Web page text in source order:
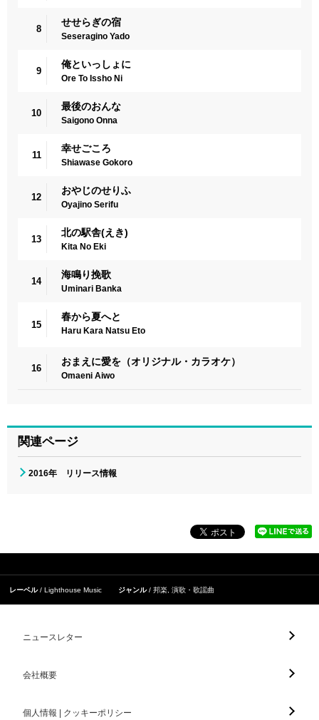
8
せせらぎの宿
Seseragino Yado
9
俺といっしょに
Ore To Issho Ni
10
最後のおんな
Saigono Onna
11
幸せごころ
Shiawase Gokoro
12
おやじのせりふ
Oyajino Serifu
13
北の駅舎(えき)
Kita No Eki
14
海鳴り挽歌
Uminari Banka
15
春から夏へと
Haru Kara Natsu Eto
16
おまえに愛を（オリジナル・カラオケ）
Omaeni Aiwo
関連ページ
2016年 リリース情報
レーベル Lighthouse Music ジャンル 邦楽 演歌・歌謡曲
ニュースレター
会社概要
個人情報 | クッキーポリシー